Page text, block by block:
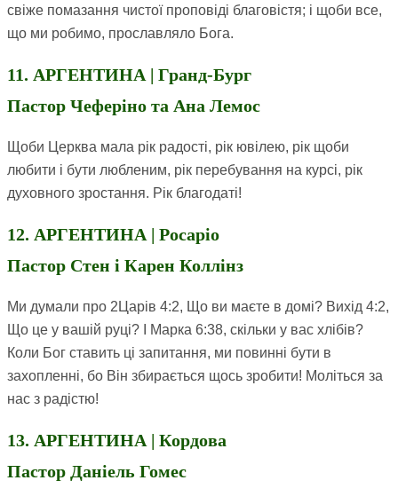
свіже помазання чистої проповіді благовістя; і щоби все,
що ми робимо, прославляло Бога.
11. АРГЕНТИНА | Гранд-Бург
Пастор Чеферіно та Ана Лемос
Щоби Церква мала рік радості, рік ювілею, рік щоби
любити і бути любленим, рік перебування на курсі, рік
духовного зростання. Рік благодаті!
12. АРГЕНТИНА | Росаріо
Пастор Стен і Карен Коллінз
Ми думали про 2Царів 4:2, Що ви маєте в домі? Вихід 4:2,
Що це у вашій руці? І Марка 6:38, скільки у вас хлібів?
Коли Бог ставить ці запитання, ми повинні бути в
захопленні, бо Він збирається щось зробити! Моліться за
нас з радістю!
13. АРГЕНТИНА | Кордова
Пастор Даніель Гомес